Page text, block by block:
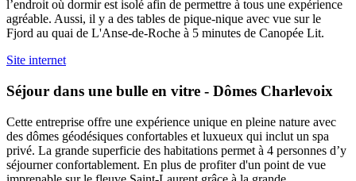
l’endroit où dormir est isolé afin de permettre à tous une expérience
agréable. Aussi, il y a des tables de pique-nique avec vue sur le
Fjord au quai de L'Anse-de-Roche à 5 minutes de Canopée Lit.
Site internet
Séjour dans une bulle en vitre - Dômes Charlevoix
Cette entreprise offre une expérience unique en pleine nature avec
des dômes géodésiques confortables et luxueux qui inclut un spa
privé. La grande superficie des habitations permet à 4 personnes d’y
séjourner confortablement. En plus de profiter d'un point de vue